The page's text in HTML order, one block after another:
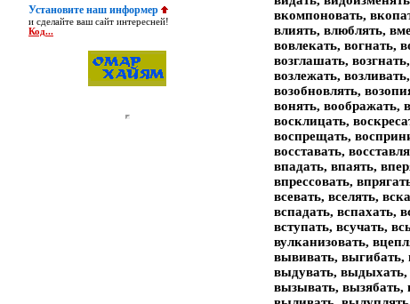
Установите наш информер
и сделайте ваш сайт интересней!
Код...